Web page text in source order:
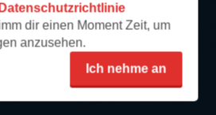
dir einen Moment Zeit, um
anzusehen.
Ich nehme an
FAQ
abonnieren